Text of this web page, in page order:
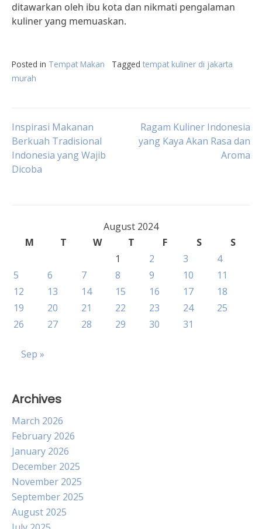
ditawarkan oleh ibu kota dan nikmati pengalaman
kuliner yang memuaskan.
Posted in Tempat Makan Tagged tempat kuliner di jakarta
murah
Post
navigation
Inspirasi Makanan
Berkuah Tradisional
Indonesia yang Wajib
Dicoba
Ragam Kuliner Indonesia
yang Kaya Akan Rasa dan
Aroma
August 2024
M
T W T F S
S
1
2 3
4
5
6 7 8 9 10
11
12
13 14 15 16 17
18
19
20 21 22 23 24
25
26
27 28 29 30 31
Sep »
Archives
March 2026
February 2026
January 2026
December 2025
November 2025
September 2025
August 2025